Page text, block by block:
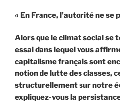
« En France, l’autorité ne se
Alors que le climat social se
essai dans lequel vous
capitalisme français sont
notion de lutte des classes,
structurellement sur notre
expliquez-vous la